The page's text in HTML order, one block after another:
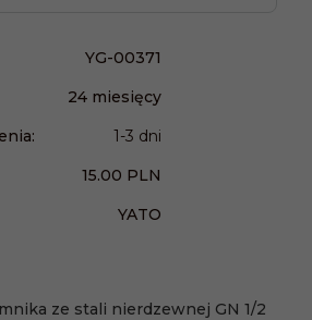
YG-00371
24 miesięcy
1-3 dni
15.00 PLN
YATO
ze stali nierdzewnej GN 1/2